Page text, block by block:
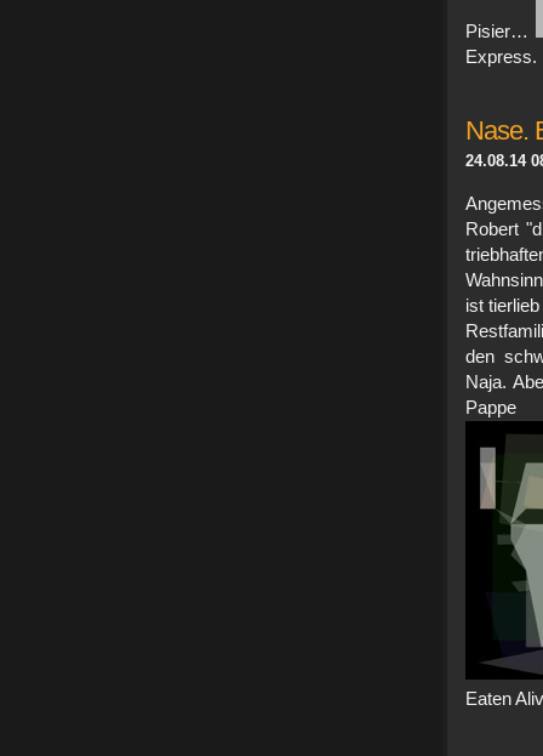
Pisier…
Express.
Nase.
24.08.14
Robert
ist
den
Naja.
Eaten